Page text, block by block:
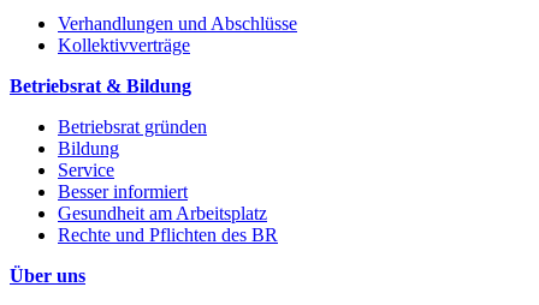
Verhandlungen und Abschlüsse
Kollektivverträge
Betriebsrat & Bildung
Betriebsrat gründen
Bildung
Service
Besser informiert
Gesundheit am Arbeitsplatz
Rechte und Pflichten des BR
Über uns